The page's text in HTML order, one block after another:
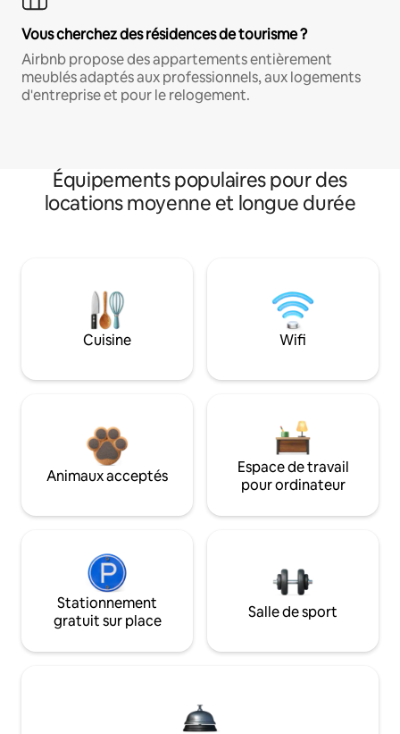
Vous cherchez des résidences de tourisme ?
Airbnb propose des appartements entièrement
meublés adaptés aux professionnels, aux logements
d'entreprise et pour le relogement.
Équipements populaires pour des
locations moyenne et longue durée
Cuisine Wifi
Animaux acceptés
Espace de travail
pour ordinateur
Stationnement
gratuit sur place
Salle de sport